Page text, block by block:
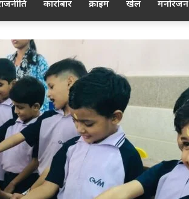
कारोबार क्राइम खेल मनोरंजन